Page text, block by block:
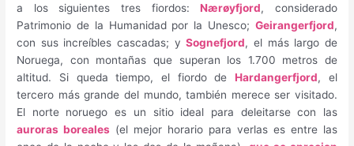
a los siguientes tres fiordos:Nærøyfjord, considerado
Patrimonio de la Humanidad por la Unesco; Geirangerfjord,
con sus increíbles cascadas; ySognefjord, el más largo de
Noruega, con montañas que superan los 1.700 metros de
altitud. Si queda tiempo, el fiordo deHardangerfjord, el
tercero más grande del mundo, también merece ser visitado.
El norte noruego es un sitio ideal para deleitarse con las
auroras boreales (el mejor horario para verlas es entre las